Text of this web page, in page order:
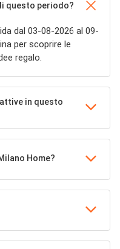
questo periodo?
dal 03-08-2026 al 09-
per scoprire le
regalo.
in questo
Home?